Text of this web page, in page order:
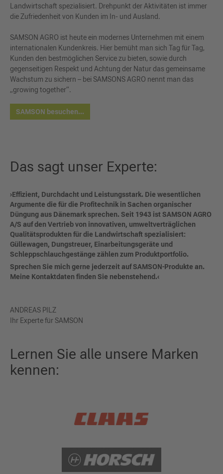
Landwirtschaft spezialisiert. Drehpunkt der Aktivitäten ist immer
die Zufriedenheit von Kunden im In- und Ausland.
SAMSON AGRO ist heute ein modernes Unternehmen mit einem
internationalen Kundenkreis. Hier bemüht man sich Tag für Tag,
Kunden den bestmöglichen Service zu bieten, sowie durch
gegenseitigen Respekt und Achtung der Natur das gemeinsame
Wachstum zu sichern – bei SAMSONS AGRO nennt man das
„growing together“.
SAMSON besuchen...
Das sagt unser Experte:
›Effizient, Durchdacht und Leistungsstark. Die wesentlichen
Argumente die für die Profitechnik in Sachen organischer
Düngung aus Dänemark sprechen. Seit 1943 ist SAMSON AGRO
A/S auf den Vertrieb von innovativen, umweltverträglichen
Qualitätsprodukten für die Landwirtschaft spezialisiert:
Güllewagen, Dungstreuer, Einarbeitungsgeräte und
Schleppschlauchgestänge zählen zum Produktportfolio.
Sprechen Sie mich gerne jederzeit auf SAMSON-Produkte an.
Meine Kontaktdaten finden Sie nebenstehend.‹
ANDREAS PILZ
Ihr Experte für SAMSON
Lernen Sie alle unsere Marken
kennen: